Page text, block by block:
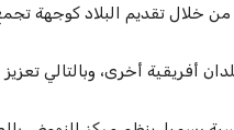
من خلال تقديم البلاد كوجهة
أفريقية أخرى، وبالتالي تعزيز